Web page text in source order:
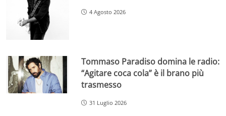
4 Agosto 2026
Tommaso Paradiso domina le radio:
“Agitare coca cola” è il brano più
trasmesso
31 Luglio 2026